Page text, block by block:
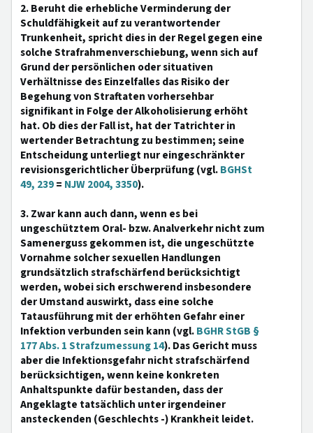
2. Beruht die erhebliche Verminderung der
Schuldfähigkeit auf zu verantwortender
Trunkenheit, spricht dies in der Regel gegen eine
solche Strafrahmenverschiebung, wenn sich auf
Grund der persönlichen oder situativen
Verhältnisse des Einzelfalles das Risiko der
Begehung von Straftaten vorhersehbar
signifikant in Folge der Alkoholisierung erhöht
hat. Ob dies der Fall ist, hat der Tatrichter in
wertender Betrachtung zu bestimmen; seine
Entscheidung unterliegt nur eingeschränkter
revisionsgerichtlicher Überprüfung (vgl.BGHSt
49, 239= NJW 2004, 3350).
3. Zwar kann auch dann, wenn es bei
ungeschütztem Oral- bzw. Analverkehr nicht zum
Samenerguss gekommen ist, die ungeschützte
Vornahme solcher sexuellen Handlungen
grundsätzlich strafschärfend berücksichtigt
werden, wobei sich erschwerend insbesondere
der Umstand auswirkt, dass eine solche
Tatausführung mit der erhöhten Gefahr einer
Infektion verbunden sein kann (vgl.BGHR StGB §
177 Abs. 1 Strafzumessung 14). Das Gericht muss
aber die Infektionsgefahr nicht strafschärfend
berücksichtigen, wenn keine konkreten
Anhaltspunkte dafür bestanden, dass der
Angeklagte tatsächlich unter irgendeiner
ansteckenden (Geschlechts -) Krankheit leidet.